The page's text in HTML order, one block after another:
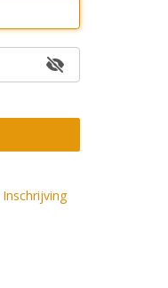
Inschrijving